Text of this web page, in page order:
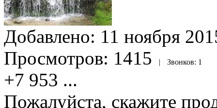
Добавлено: 11 ноября
Просмотров: 1415 | Звонков: 1
+7 953 ...
Пожалуйста, скажите